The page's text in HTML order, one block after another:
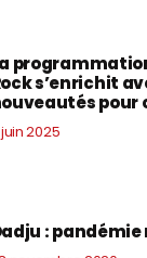
s’enrichit
pour
2025
: